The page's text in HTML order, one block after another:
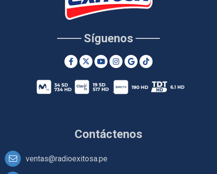
Contáctenos
ventas@radioexitosa.pe
Síguenos